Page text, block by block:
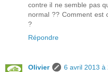
contre il ne semble pas
normal ?? Comment est
?
Répondre
Olivier
6 avril 2013 à